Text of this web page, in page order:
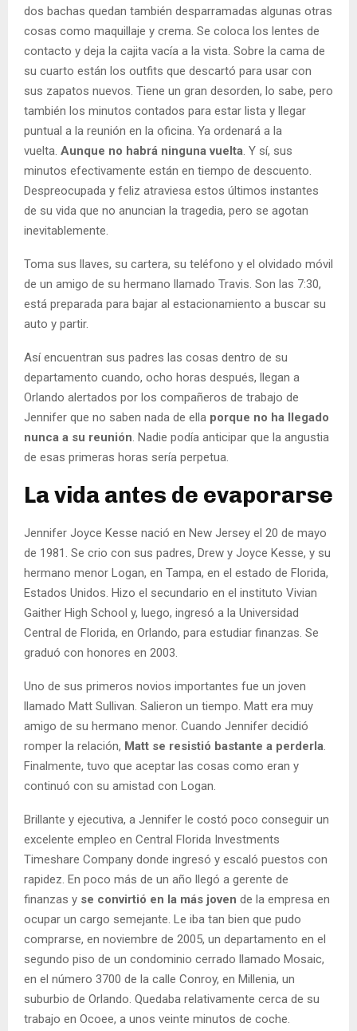
dos bachas quedan también desparramadas algunas otras
cosas como maquillaje y crema. Se coloca los lentes de
contacto y deja la cajita vacía a la vista. Sobre la cama de
su cuarto están los outfits que descartó para usar con
sus zapatos nuevos. Tiene un gran desorden, lo sabe, pero
también los minutos contados para estar lista y llegar
puntual a la reunión en la oficina. Ya ordenará a la
vuelta. Aunque no habrá ninguna vuelta. Y sí, sus
minutos efectivamente están en tiempo de descuento.
Despreocupada y feliz atraviesa estos últimos instantes
de su vida que no anuncian la tragedia, pero se agotan
inevitablemente.
Toma sus llaves, su cartera, su teléfono y el olvidado móvil
de un amigo de su hermano llamado Travis. Son las 7:30,
está preparada para bajar al estacionamiento a buscar su
auto y partir.
Así encuentran sus padres las cosas dentro de su
departamento cuando, ocho horas después, llegan a
Orlando alertados por los compañeros de trabajo de
Jennifer que no saben nada de ella porque no ha llegado
nunca a su reunión. Nadie podía anticipar que la angustia
de esas primeras horas sería perpetua.
La vida antes de evaporarse
Jennifer Joyce Kesse nació en New Jersey el 20 de mayo
de 1981. Se crio con sus padres, Drew y Joyce Kesse, y su
hermano menor Logan, en Tampa, en el estado de Florida,
Estados Unidos. Hizo el secundario en el instituto Vivian
Gaither High School y, luego, ingresó a la Universidad
Central de Florida, en Orlando, para estudiar finanzas. Se
graduó con honores en 2003.
Uno de sus primeros novios importantes fue un joven
llamado Matt Sullivan. Salieron un tiempo. Matt era muy
amigo de su hermano menor. Cuando Jennifer decidió
romper la relación, Matt se resistió bastante a perderla.
Finalmente, tuvo que aceptar las cosas como eran y
continuó con su amistad con Logan.
Brillante y ejecutiva, a Jennifer le costó poco conseguir un
excelente empleo en Central Florida Investments
Timeshare Company donde ingresó y escaló puestos con
rapidez. En poco más de un año llegó a gerente de
finanzas y se convirtió en la más joven de la empresa en
ocupar un cargo semejante. Le iba tan bien que pudo
comprarse, en noviembre de 2005, un departamento en el
segundo piso de un condominio cerrado llamado Mosaic,
en el número 3700 de la calle Conroy, en Millenia, un
suburbio de Orlando. Quedaba relativamente cerca de su
trabajo en Ocoee, a unos veinte minutos de coche.